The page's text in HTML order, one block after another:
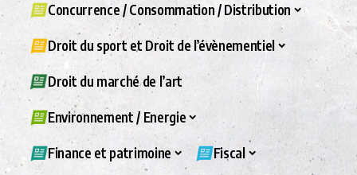
Concurrence / Consommation / Distribution
Droit du sport et Droit de l’évènementiel
Droit du marché de l’art
Environnement / Energie
Finance et patrimoine Fiscal